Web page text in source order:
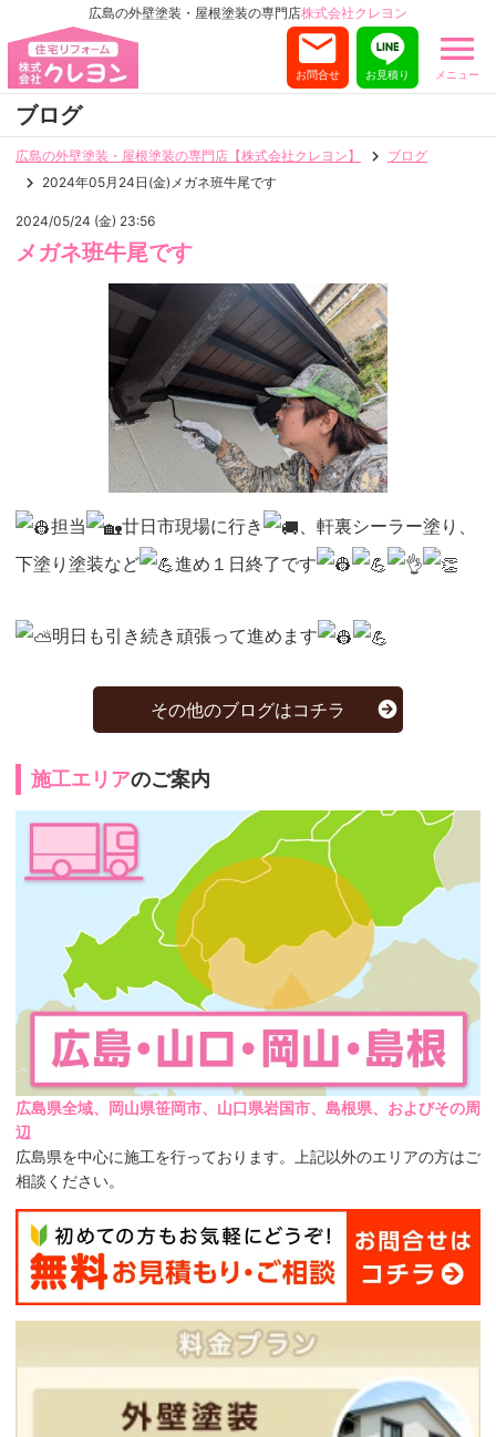
広島の外壁塗装・屋根塗装の専門店株式会社クレヨン
メニュー
お見積り
お問合せ
ブログ
広島の外壁塗装・屋根塗装の専門店【株式会社クレヨン】
ブログ
2024年05月24日(金)メガネ班牛尾です
2024/05/24 (金) 23:56
メガネ班牛尾です
担当 廿日市現場に行き
、軒裏シーラー塗り、
下塗り塗装など
進め１日終了です
明日も引き続き頑張って進めます
その他のブログはコチラ
施工エリアのご案内
広島県全域、岡山県笹岡市、山口県岩国市、島根県、およびその周
辺
広島県を中心に施工を行っております。上記以外のエリアの方はご
相談ください。